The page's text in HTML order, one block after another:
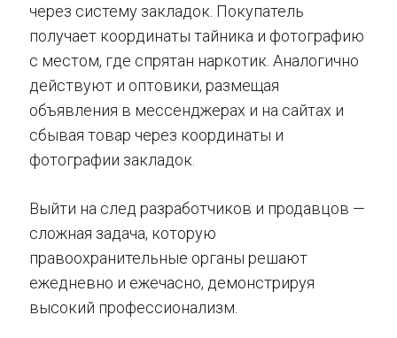
через систему закладок. Покупатель
получает координаты тайника и фотографию
с местом, где спрятан наркотик. Аналогично
действуют и оптовики, размещая
объявления в мессенджерах и на сайтах и
сбывая товар через координаты и
фотографии закладок.
Выйти на след разработчиков и продавцов —
сложная задача, которую
правоохранительные органы решают
ежедневно и ежечасно, демонстрируя
высокий профессионализм.